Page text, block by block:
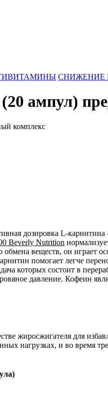
СНИЖЕНИЕ
ампул)
дозировка L-
Beverly Nutrition
веществ, он играет
помогает легче
которых состоит в
давление. Кофеин
жиросжигателя для
нагрузках, и во время